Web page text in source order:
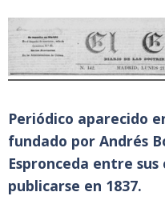
Periódico aparecido
fundado por Andrés
Espronceda entre
publicarse en 1837.